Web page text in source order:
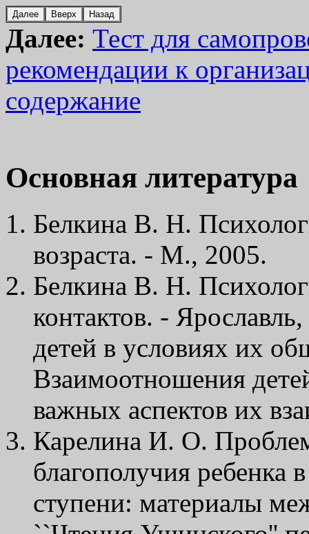
Далее: Тест для
рекомендации к
содержание
Основная литература
Белкина В. Н.
возраста. - М., 2005.
Белкина В. Н.
контактов. -
детей в условиях их
Взаимоотношения
важных аспектов их
Карелина И. О.
благополучия ребенка
ступени: материалы